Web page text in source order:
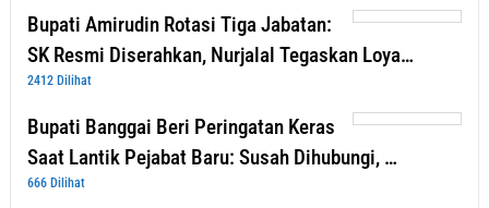
Bupati Amirudin Rotasi Tiga Jabatan:
SK Resmi Diserahkan, Nurjalal Tegaskan Loya…
2412 Dilihat
Bupati Banggai Beri Peringatan Keras
Saat Lantik Pejabat Baru: Susah Dihubungi, …
666 Dilihat